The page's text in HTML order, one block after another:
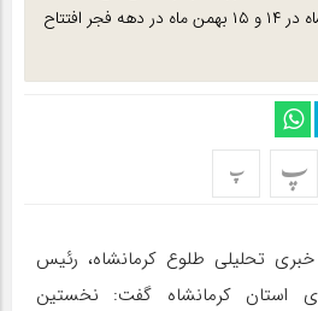
علمی-کاربردی استان کرمانشاه در ۱۴ و ۱۵ بهمن ماه در دهه فجر افتتاح
پ پ
خبری تحلیلی طلوع کرمانشاه، رئیس
استان کرمانشاه گفت: نخستین